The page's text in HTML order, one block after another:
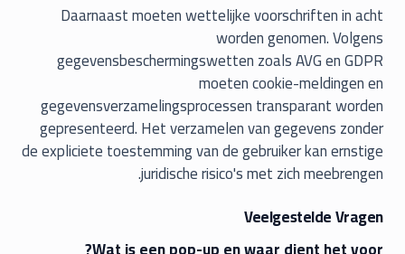
Daarnaast moeten wettelijke voorschriften in acht
worden genomen. Volgens
gegevensbeschermingswetten zoals AVG en GDPR
moeten cookie-meldingen en
gegevensverzamelingsprocessen transparant worden
gepresenteerd. Het verzamelen van gegevens zonder
de expliciete toestemming van de gebruiker kan ernstige
juridische risico's met zich meebrengen.
Veelgestelde Vragen